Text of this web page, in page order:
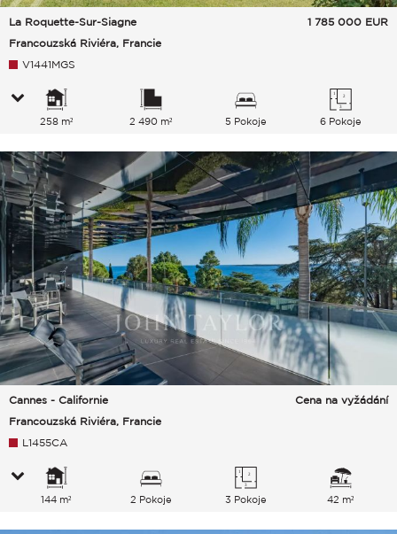
La Roquette-Sur-Siagne
Francouzská Riviéra, Francie
1 785 000 EUR
V1441MGS
258 m² 2 490 m² 5 Pokoje 6 Pokoje
Cannes - Californie
Francouzská Riviéra, Francie
Cena na vyžádání
L1455CA
144 m² 2 Pokoje 3 Pokoje 42 m²